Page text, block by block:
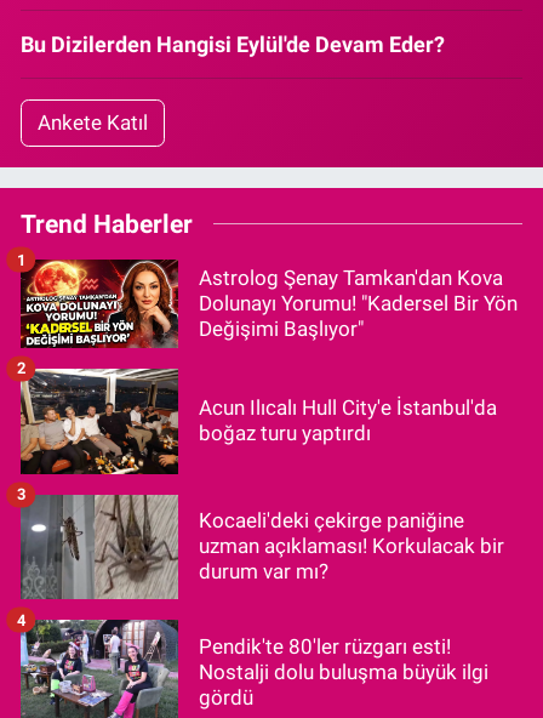
Bu Dizilerden Hangisi Eylül'de Devam Eder?
Ankete Katıl
Trend Haberler
Astrolog Şenay Tamkan'dan Kova
Dolunayı Yorumu! "Kadersel Bir Yön
Değişimi Başlıyor"
1
Acun Ilıcalı Hull City'e İstanbul'da
boğaz turu yaptırdı
2
Kocaeli'deki çekirge paniğine
uzman açıklaması! Korkulacak bir
durum var mı?
3
Pendik'te 80'ler rüzgarı esti!
Nostalji dolu buluşma büyük ilgi
gördü
4